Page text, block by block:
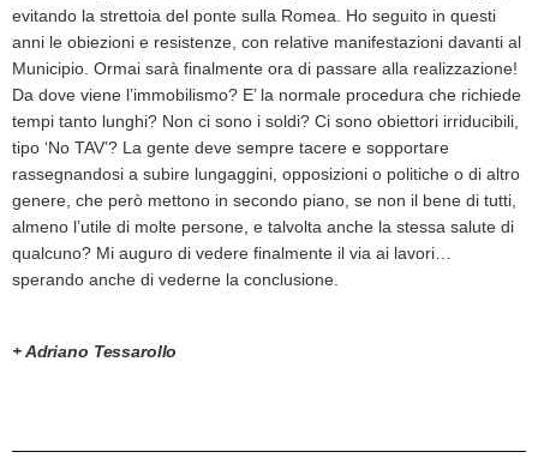
evitando la strettoia del ponte sulla Romea. Ho seguito in questi
anni le obiezioni e resistenze, con relative manifestazioni davanti al
Municipio. Ormai sarà finalmente ora di passare alla realizzazione!
Da dove viene l’immobilismo? E’ la normale procedura che richiede
tempi tanto lunghi? Non ci sono i soldi? Ci sono obiettori irriducibili,
tipo ‘No TAV’? La gente deve sempre tacere e sopportare
rassegnandosi a subire lungaggini, opposizioni o politiche o di altro
genere, che però mettono in secondo piano, se non il bene di tutti,
almeno l’utile di molte persone, e talvolta anche la stessa salute di
qualcuno? Mi auguro di vedere finalmente il via ai lavori…
sperando anche di vederne la conclusione.
+ Adriano Tessarollo